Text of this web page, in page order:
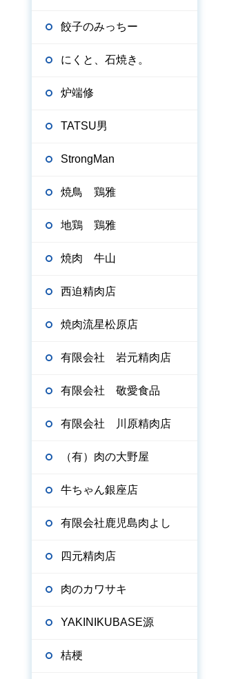
餃子のみっちー
にくと、石焼き。
炉端修
TATSU男
StrongMan
焼鳥 鶏雅
地鶏 鶏雅
焼肉 牛山
西迫精肉店
焼肉流星松原店
有限会社 岩元精肉店
有限会社 敬愛食品
有限会社 川原精肉店
（有）肉の大野屋
牛ちゃん銀座店
有限会社鹿児島肉よし
四元精肉店
肉のカワサキ
YAKINIKUBASE源
桔梗